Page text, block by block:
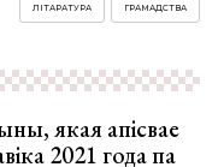
ГРАМАДСТВА
ЛІТАРАТУРА
якая апісвае
2021 года па